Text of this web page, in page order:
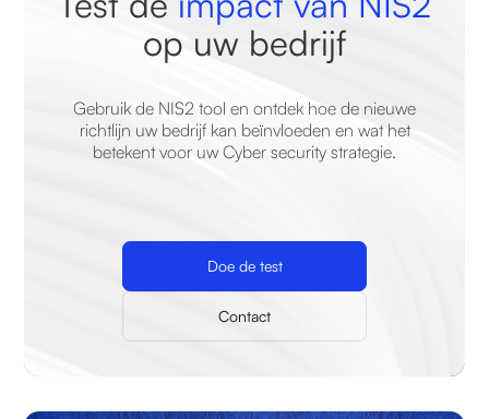
op uw bedrijf
Gebruik de NIS2 tool en ontdek hoe de nieuwe
richtlijn uw bedrijf kan beïnvloeden en wat het
betekent voor uw Cyber security strategie.
Doe de test
Contact